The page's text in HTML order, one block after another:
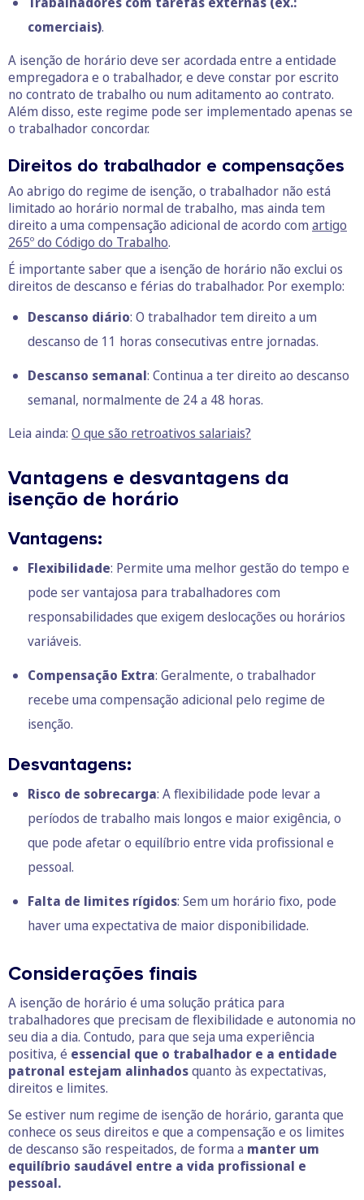
comerciais).
A isenção de horário deve ser acordada entre a entidade
empregadora e o trabalhador, e deve constar por escrito
no contrato de trabalho ou num aditamento ao contrato.
Além disso, este regime pode ser implementado apenas se
o trabalhador concordar.
Direitos do trabalhador e compensações
Ao abrigo do regime de isenção, o trabalhador não está
limitado ao horário normal de trabalho, mas ainda tem
direito a uma compensação adicional de acordo com artigo
265º do Código do Trabalho.
É importante saber que a isenção de horário não exclui os
direitos de descanso e férias do trabalhador. Por exemplo:
Descanso diário: O trabalhador tem direito a um
descanso de 11 horas consecutivas entre jornadas.
Descanso semanal: Continua a ter direito ao descanso
semanal, normalmente de 24 a 48 horas.
Leia ainda: O que são retroativos salariais?
Vantagens e desvantagens da
isenção de horário
Vantagens:
Flexibilidade: Permite uma melhor gestão do tempo e
pode ser vantajosa para trabalhadores com
responsabilidades que exigem deslocações ou horários
variáveis.
Compensação Extra: Geralmente, o trabalhador
recebe uma compensação adicional pelo regime de
isenção.
Desvantagens:
Risco de sobrecarga: A flexibilidade pode levar a
períodos de trabalho mais longos e maior exigência, o
que pode afetar o equilíbrio entre vida profissional e
pessoal.
Falta de limites rígidos: Sem um horário fixo, pode
haver uma expectativa de maior disponibilidade.
Considerações finais
A isenção de horário é uma solução prática para
trabalhadores que precisam de flexibilidade e autonomia no
seu dia a dia. Contudo, para que seja uma experiência
positiva, é essencial que o trabalhador e a entidade
patronal estejam alinhadosquanto às expectativas,
direitos e limites.
Se estiver num regime de isenção de horário, garanta que
conhece os seus direitos e que a compensação e os limites
de descanso são respeitados, de forma a manter um
equilíbrio saudável entre a vida profissional e
pessoal.